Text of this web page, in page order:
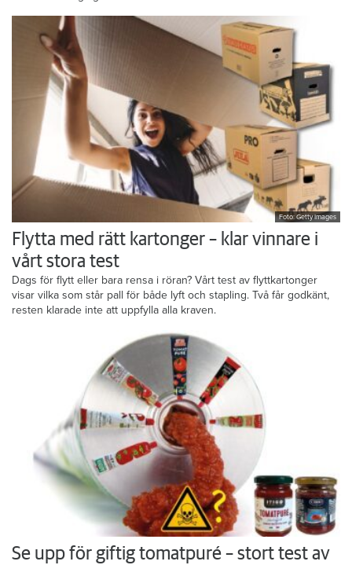
Foto: Getty Images
Flytta med rätt kartonger – klar vinnare i
vårt stora test
Dags för flytt eller bara rensa i röran? Vårt test av flyttkartonger
visar vilka som står pall för både lyft och stapling. Två får godkänt,
resten klarade inte att uppfylla alla kraven.
Se upp för giftig tomatpuré – stort test av